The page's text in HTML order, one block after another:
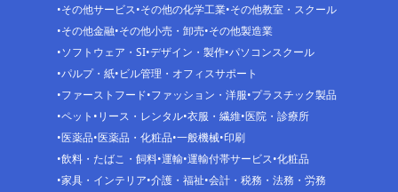
その他サービス その他の化学工業 その他教室・スクール
その他金融 その他小売・卸売 その他製造業
ソフトウェア・SI デザイン・製作 パソコンスクール
パルプ・紙 ビル管理・オフィスサポート
ファーストフード ファッション・洋服 プラスチック製品
ペット リース・レンタル 衣服・繊維 医院・診療所
医薬品 医薬品・化粧品 一般機械 印刷
飲料・たばこ・飼料 運輸 運輸付帯サービス 化粧品
家具・インテリア 介護・福祉 会計・税務・法務・労務